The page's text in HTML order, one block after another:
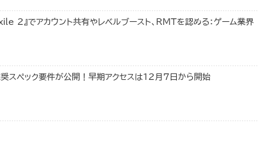
2』でアカウント共有やレベルブースト、RMTを認める：ゲーム業界
ペック要件が公開！早期アクセスは12月7日から開始